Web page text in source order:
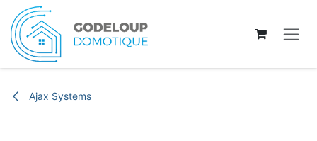
Se rendre au contenu
Ajax Systems